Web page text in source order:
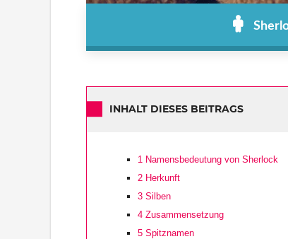
INHALT DIESES BEITRAGS
1 Namensbedeutung von Sherlock
2 Herkunft
3 Silben
4 Zusammensetzung
5 Spitznamen